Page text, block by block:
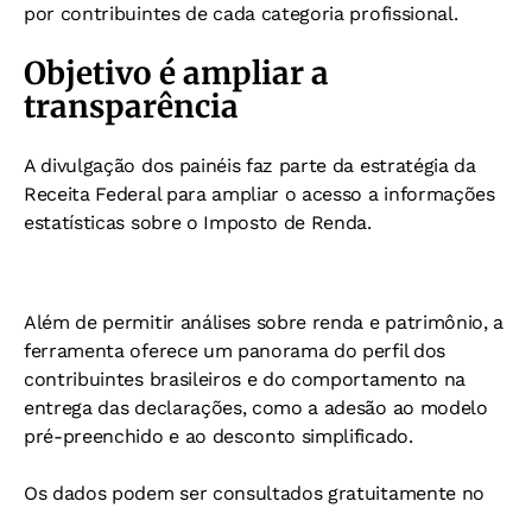
por contribuintes de cada categoria profissional.
Objetivo é ampliar a
transparência
A divulgação dos painéis faz parte da estratégia da
Receita Federal para ampliar o acesso a informações
estatísticas sobre o Imposto de Renda.
Além de permitir análises sobre renda e patrimônio, a
ferramenta oferece um panorama do perfil dos
contribuintes brasileiros e do comportamento na
entrega das declarações, como a adesão ao modelo
pré-preenchido e ao desconto simplificado.
Os dados podem ser consultados gratuitamente no